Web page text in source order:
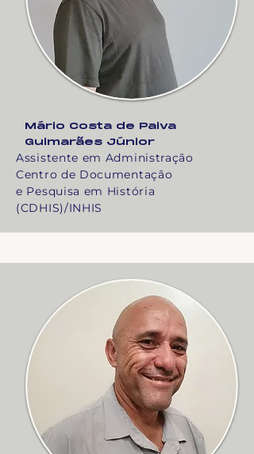
Mário Costa de Paiva
Guimarães Júnior
Assistente em Administração
Centro de Documentação
e Pesquisa em História
(CDHIS)/INHIS